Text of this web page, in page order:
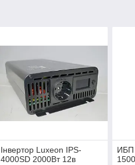
Інвертор Luxeon IPS-
4000SD 2000Вт 12в
ИБП